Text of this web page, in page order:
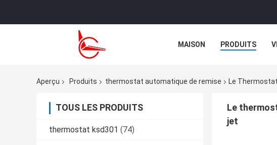
MAISON PRODUITS
Aperçu
Produits thermostat automatique de remise Le
TOUS LES PRODUITS
thermostat ksd301 (74)
Le
jet